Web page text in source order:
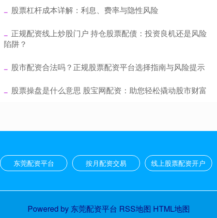
​股票杠杆成本详解：利息、费率与隐性风险
​正规配资线上炒股门户 持仓股票配债：投资良机还是风险
陷阱？
​股市配资合法吗？正规股票配资平台选择指南与风险提示
​股票操盘是什么意思 股宝网配资：助您轻松撬动股市财富
东莞配资平台 按月配资交易 线上股票配资开户
Powered by 东莞配资平台 RSS地图 HTML地图